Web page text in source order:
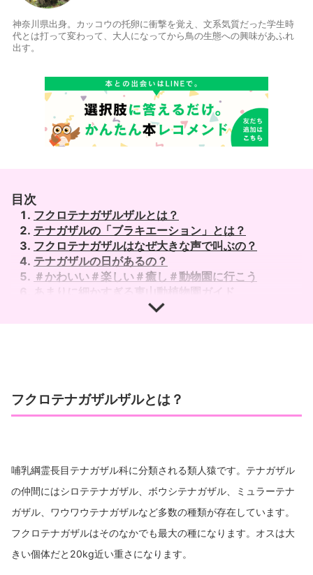
神奈川県出身。カッコウの托卵に衝撃を覚え、文系気質だった学生時
代とは打って変わって、大人になってから鳥の生態への興味があふれ
出す。
目次
フクロテナガザルザルとは？
テナガザルの「ブラキエーション」とは？
フクロテナガザルはなぜ大きな声で叫ぶの？
テナガザルの日があるの？
＃かわいい＃楽しい＃癒し＃動物園に行こう
あまりに細かすぎる東山動植物園ガイド
霊長類図鑑―サルを知ることはヒトを知ること
フクロテナガザルザルとは？
哺乳綱霊長目テナガザル科に分類される類人猿です。テナガザル
の仲間にはシロテテナガザル、ボウシテナガザル、ミュラーテナ
ガザル、ワウワウテナガザルなど多数の種類が存在しています。
フクロテナガザルはそのなかでも最大の種になります。オスは大
きい個体だと20kg近い重さになります。